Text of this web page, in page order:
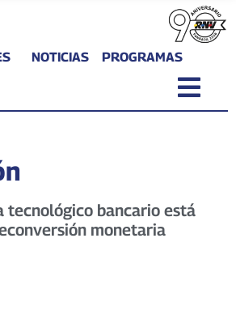
NOTICIAS PROGRAMAS
tecnológico bancario está
monetaria